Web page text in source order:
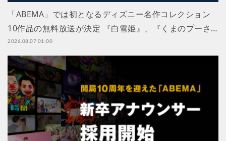
「ABEMA」では初となるディズニー名作コレクション
10作品の無料放送が決定 『白雪姫』、『くまのプーさ…
2026.08.07 01:00